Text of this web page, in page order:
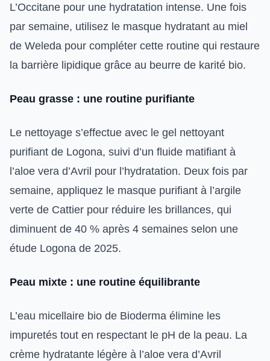
L’Occitane pour une hydratation intense. Une fois
par semaine, utilisez le masque hydratant au miel
de Weleda pour compléter cette routine qui restaure
la barrière lipidique grâce au beurre de karité bio.
Peau grasse : une routine purifiante
Le nettoyage s’effectue avec le gel nettoyant
purifiant de Logona, suivi d’un fluide matifiant à
l’aloe vera d’Avril pour l’hydratation. Deux fois par
semaine, appliquez le masque purifiant à l’argile
verte de Cattier pour réduire les brillances, qui
diminuent de 40 % après 4 semaines selon une
étude Logona de 2025.
Peau mixte : une routine équilibrante
L’eau micellaire bio de Bioderma élimine les
impuretés tout en respectant le pH de la peau. La
crème hydratante légère à l’aloe vera d’Avril